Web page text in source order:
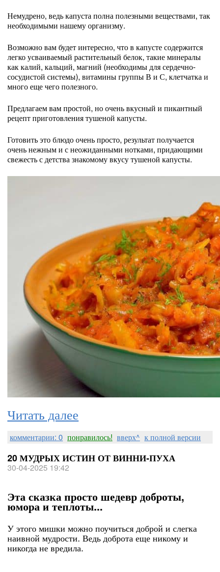
Немудрено, ведь капуста полна полезными веществами, так
необходимыми нашему организму.
Возможно вам будет интересно, что в капусте содержится
легко усваиваемый растительный белок, такие минералы
как калий, кальций, магний (необходимы для сердечно-
сосудистой системы), витамины группы В и С, клетчатка и
много еще чего полезного.
Предлагаем вам простой, но очень вкусный и пикантный
рецепт приготовления тушеной капусты.
Готовить это блюдо очень просто, результат получается
очень нежным и с неожиданными нотками, придающими
свежесть с детства знакомому вкусу тушеной капусты.
Читать далее
комментарии: 0 понравилось! вверх^ к полной версии
20 МУДРЫХ ИСТИН ОТ ВИННИ-ПУХА
30-04-2025 19:42
Эта сказка просто шедевр доброты,
юмора и теплоты...
У этого мишки можно поучиться доброй и слегка
наивной мудрости. Ведь доброта еще никому и
никогда не вредила.